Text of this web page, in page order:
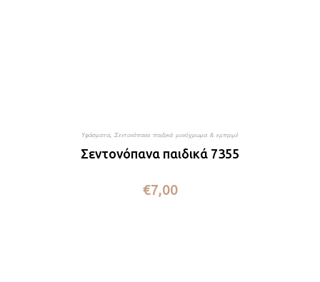
Υφάσματα Σεντονόπανα παιδικά μονόχρωμα & εμπριμέ
Σεντονόπανα παιδικά 7355
€7,00